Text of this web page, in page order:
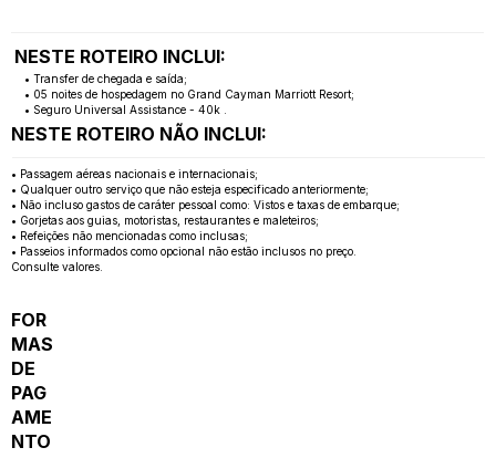
NESTE ROTEIRO INCLUI:
• Transfer de chegada e saída;
• 05 noites de hospedagem no Grand Cayman Marriott Resort;
• Seguro Universal Assistance - 40k .
NESTE ROTEIRO NÃO INCLUI:
• Passagem aéreas nacionais e internacionais;
• Qualquer outro serviço que não esteja especificado anteriormente;
• Não incluso gastos de caráter pessoal como: Vistos e taxas de embarque;
• Gorjetas aos guias, motoristas, restaurantes e maleteiros;
• Refeições não mencionadas como inclusas;
• Passeios informados como opcional não estão inclusos no preço.
Consulte valores.
FOR
MAS
DE
PAG
AME
NTO